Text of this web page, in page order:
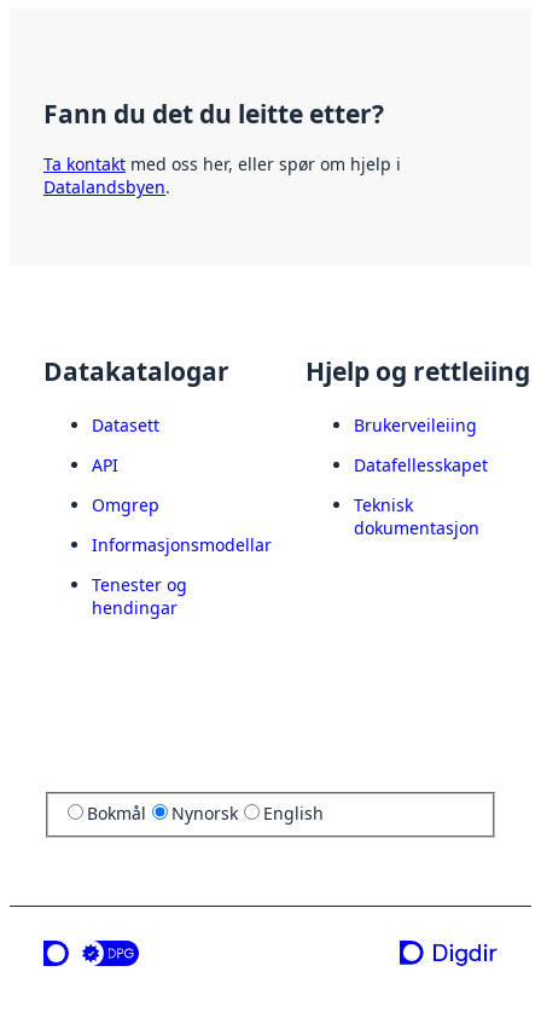
Fann du det du leitte etter?
Ta kontakt med oss her, eller spør om hjelp i
Datalandsbyen.
Datakatalogar
Datasett
API
Omgrep
Informasjonsmodellar
Tenester og
hendingar
Hjelp og rettleiing
Brukerveileiing
Datafellesskapet
Teknisk
dokumentasjon
Bokmål Nynorsk English